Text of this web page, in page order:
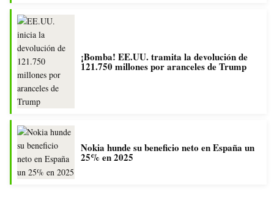
¡Bomba! EE.UU. tramita la devolución de
121.750 millones por aranceles de Trump
Nokia hunde su beneficio neto en España un
25% en 2025